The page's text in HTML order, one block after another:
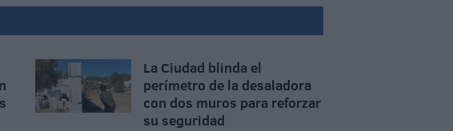
La Ciudad blinda el
perímetro de la desaladora
con dos muros para reforzar
su seguridad